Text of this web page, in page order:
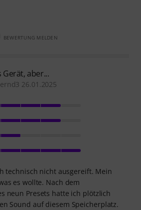
BEWERTUNG MELDEN
aber...
26.01.2025
technisch nicht ausgereift. Mein
es wollte. Nach dem
neun Presets hatte ich plötzlich
Sound auf diesem Speicherplatz.